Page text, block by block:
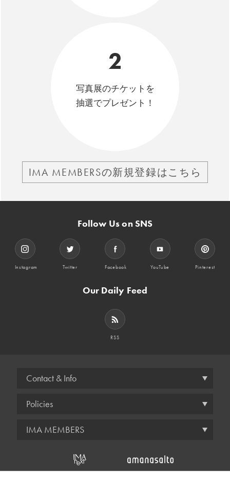
2
写真展のチケットを
抽選でプレゼント！
IMA MEMBERSの新規登録はこちら
Follow Us on SNS
Instagram Twitter Facebook YouTube Pinterest
Our Daily Feed
RSS
Contact & Info
Policies
IMA MEMBERS